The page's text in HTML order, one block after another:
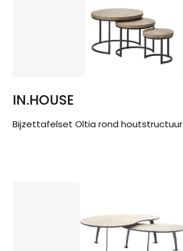
IN.HOUSE
Bijzettafelset Oltia rond houtstructuur